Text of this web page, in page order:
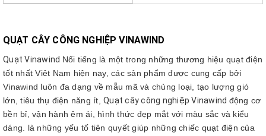
QUẠT CÂY CÔNG NGHIỆP VINAWIND
Quạt Vinawind Nổi tiếng là một trong những thương hiệu quạt điện
tốt nhất Viêt Nam hiện nay, các sản phẩm được cung cấp bởi
Vinawind luôn đa dạng về mẫu mã và chủng loại, tạo lượng gió
lớn, tiêu thụ điện năng ít, Quạt cây công nghiệp Vinawind động cơ
bền bỉ, vận hành êm ái, hình thức đẹp mắt với màu sắc và kiểu
dáng. là những yếu tố tiên quyết giúp những chiếc quạt điện của